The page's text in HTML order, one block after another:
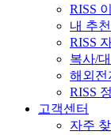
RISS
내 추
RISS
복사/
해외전
RISS
고객센터
자주